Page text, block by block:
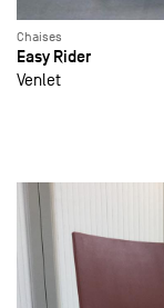
Chaises
Easy Rider
Venlet